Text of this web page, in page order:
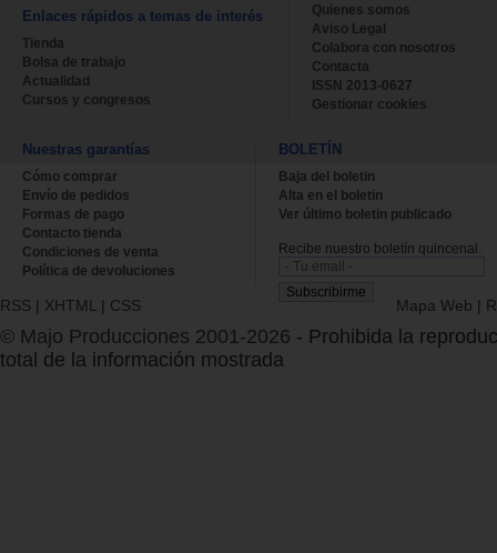
Enlaces rápidos a temas de interés
Tienda
Bolsa de trabajo
Actualidad
Cursos y congresos
Quienes somos
Aviso Legal
Colabora con nosotros
Contacta
ISSN 2013-0627
Gestionar cookies
Nuestras garantías
Cómo comprar
Envío de pedidos
Formas de pago
Contacto tienda
Condiciones de venta
Política de devoluciones
BOLETÍN
Baja del boletin
Alta en el boletin
Ver último boletin publicado
Recibe nuestro boletín quincenal.
RSS | XHTML | CSS Mapa Web |
© Majo Producciones 2001-2026 - Prohibida la
total de la información mostrada